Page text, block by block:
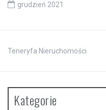
grudzień 2021
Teneryfa Nieruchomości
Kategorie